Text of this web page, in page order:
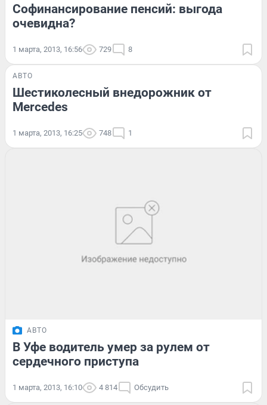
Софинансирование пенсий: выгода
очевидна?
1 марта, 2013, 16:56 729 8
АВТО
Шестиколесный внедорожник от
Mercedes
1 марта, 2013, 16:25 748 1
АВТО
В Уфе водитель умер за рулем от
сердечного приступа
1 марта, 2013, 16:10 4 814 Обсудить